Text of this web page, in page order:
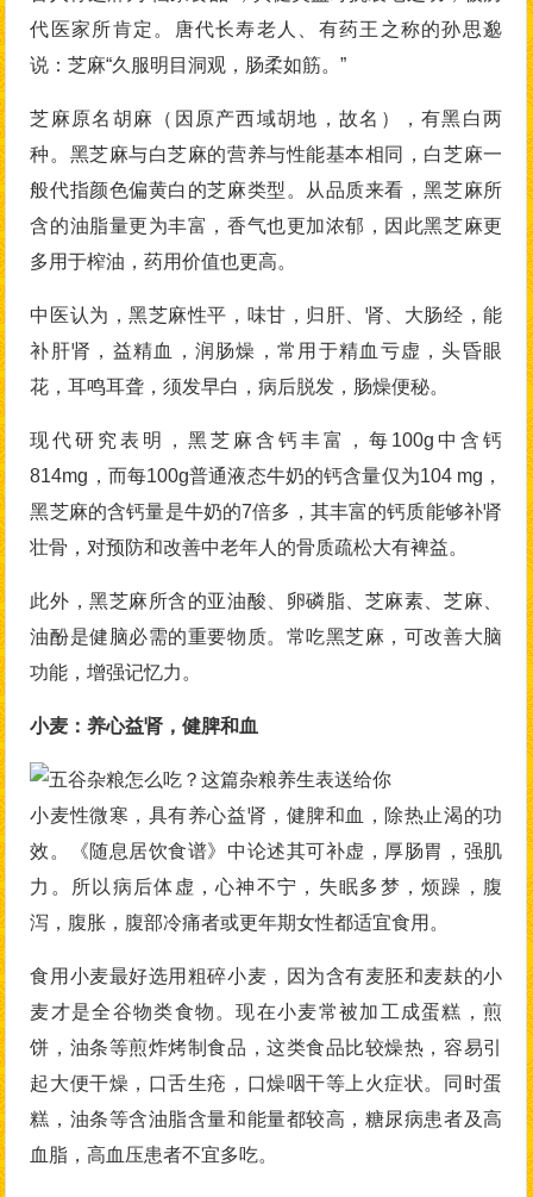
代医家所肯定。唐代长寿老人、有药王之称的孙思邈
说：芝麻“久服明目洞观，肠柔如筋。”
芝麻原名胡麻（因原产西域胡地，故名），有黑白两
种。黑芝麻与白芝麻的营养与性能基本相同，白芝麻一
般代指颜色偏黄白的芝麻类型。从品质来看，黑芝麻所
含的油脂量更为丰富，香气也更加浓郁，因此黑芝麻更
多用于榨油，药用价值也更高。
中医认为，黑芝麻性平，味甘，归肝、肾、大肠经，能
补肝肾，益精血，润肠燥，常用于精血亏虚，头昏眼
花，耳鸣耳聋，须发早白，病后脱发，肠燥便秘。
现代研究表明，黑芝麻含钙丰富，每100g中含钙
814mg，而每100g普通液态牛奶的钙含量仅为104 mg，
黑芝麻的含钙量是牛奶的7倍多，其丰富的钙质能够补肾
壮骨，对预防和改善中老年人的骨质疏松大有裨益。
此外，黑芝麻所含的亚油酸、卵磷脂、芝麻素、芝麻、
油酚是健脑必需的重要物质。常吃黑芝麻，可改善大脑
功能，增强记忆力。
小麦：养心益肾，健脾和血
小麦性微寒，具有养心益肾，健脾和血，除热止渴的功
效。《随息居饮食谱》中论述其可补虚，厚肠胃，强肌
力。所以病后体虚，心神不宁，失眠多梦，烦躁，腹
泻，腹胀，腹部冷痛者或更年期女性都适宜食用。
食用小麦最好选用粗碎小麦，因为含有麦胚和麦麸的小
麦才是全谷物类食物。现在小麦常被加工成蛋糕，煎
饼，油条等煎炸烤制食品，这类食品比较燥热，容易引
起大便干燥，口舌生疮，口燥咽干等上火症状。同时蛋
糕，油条等含油脂含量和能量都较高，糖尿病患者及高
血脂，高血压患者不宜多吃。